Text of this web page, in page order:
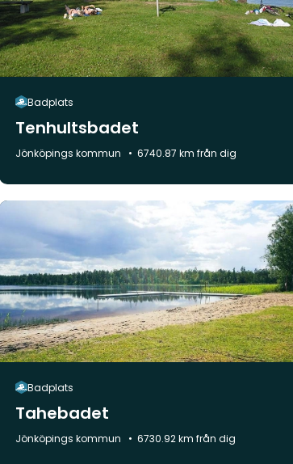
Badplats
Tenhultsbadet
Kommun:
Jönköpings kommun 6740.87 km från dig
Badplats
Tahebadet
Kommun:
Jönköpings kommun 6730.92 km från dig